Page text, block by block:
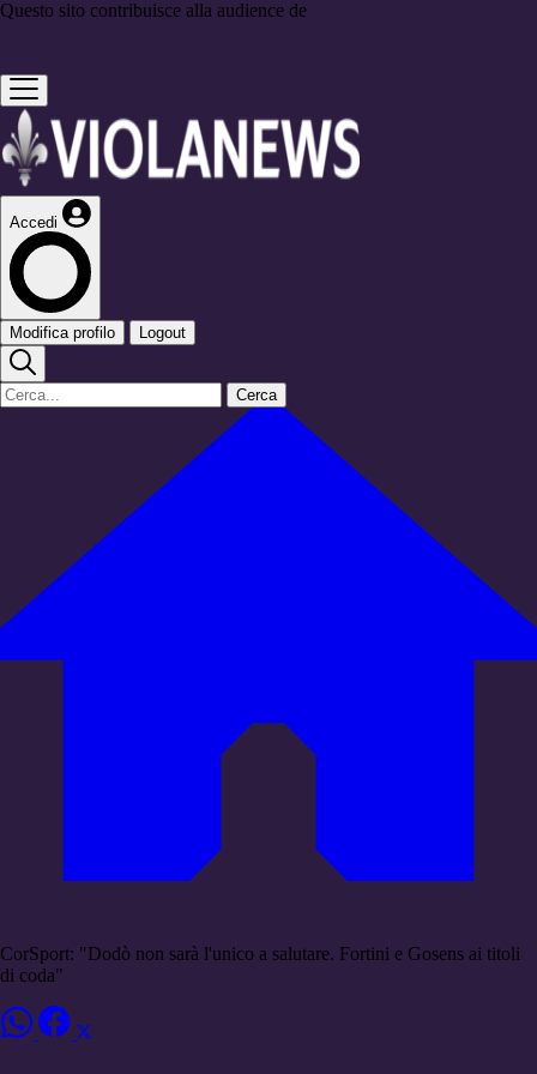
Questo sito contribuisce alla audience de
Accedi
Modifica profilo Logout
Cerca
CorSport: "Dodò non sarà l'unico a salutare. Fortini e Gosens ai titoli
di coda"